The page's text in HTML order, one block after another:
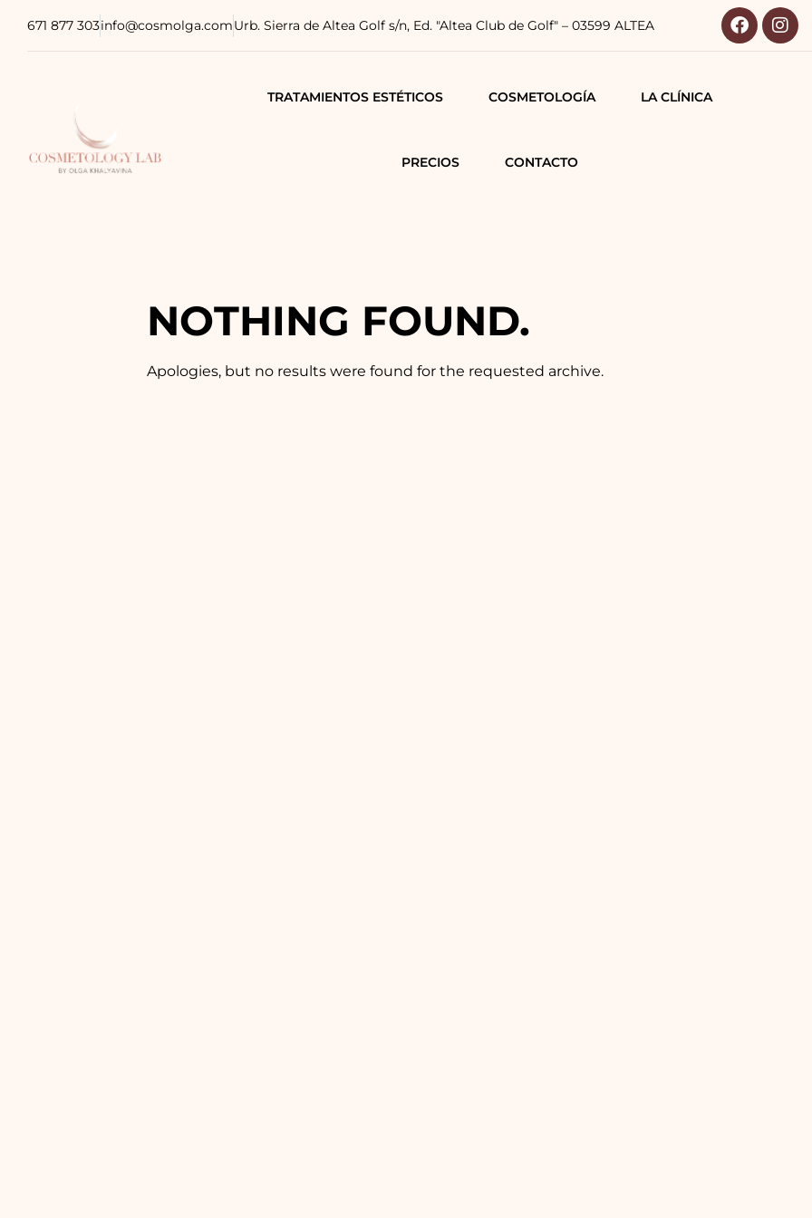
671 877 303info@cosmolga.comUrb. Sierra de Altea Golf s/n, Ed. "Altea Club de Golf" – 03599 ALTEA
TRATAMIENTOS ESTÉTICOS COSMETOLOGÍA LA CLÍNICA
PRECIOS CONTACTO
NOTHING FOUND.
Apologies, but no results were found for the requested archive.